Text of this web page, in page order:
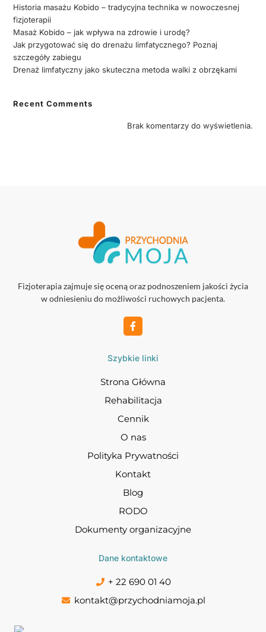
Historia masażu Kobido – tradycyjna technika w nowoczesnej
fizjoterapii
Masaż Kobido – jak wpływa na zdrowie i urodę?
Jak przygotować się do drenażu limfatycznego? Poznaj
szczegóły zabiegu
Drenaż limfatyczny jako skuteczna metoda walki z obrzękami
Recent Comments
Brak komentarzy do wyświetlenia.
Fizjoterapia zajmuje się oceną oraz podnoszeniem jakości życia
w odniesieniu do możliwości ruchowych pacjenta.
Szybkie linki
Strona Główna
Rehabilitacja
Cennik
O nas
Polityka Prywatności
Kontakt
Blog
RODO
Dokumenty organizacyjne
Dane kontaktowe
+ 22 690 01 40
kontakt@przychodniamoja.pl